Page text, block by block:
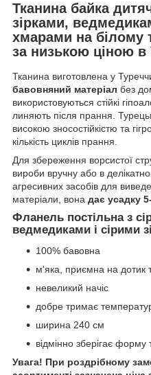
Тканина байка
зірками,
хмарами на білому
за низькою ціною в
Тканина виготовлена ​​у
бавовняний матеріал без
використовуються стійкі
линяють після прання.
високою зносостійкістю та
кількість циклів прання.
Для збереження ворсистої
вироби вручну або в
агресивних засобів для
матеріали, вона дає усадку
Фланель постільна з
ведмедиками і сірими
100% бавовна
м'яка, приємна на дотик
невеликий начіс
добре тримає
ширина 240 см
відмінно зберігає форму
Увага! При роздрібному